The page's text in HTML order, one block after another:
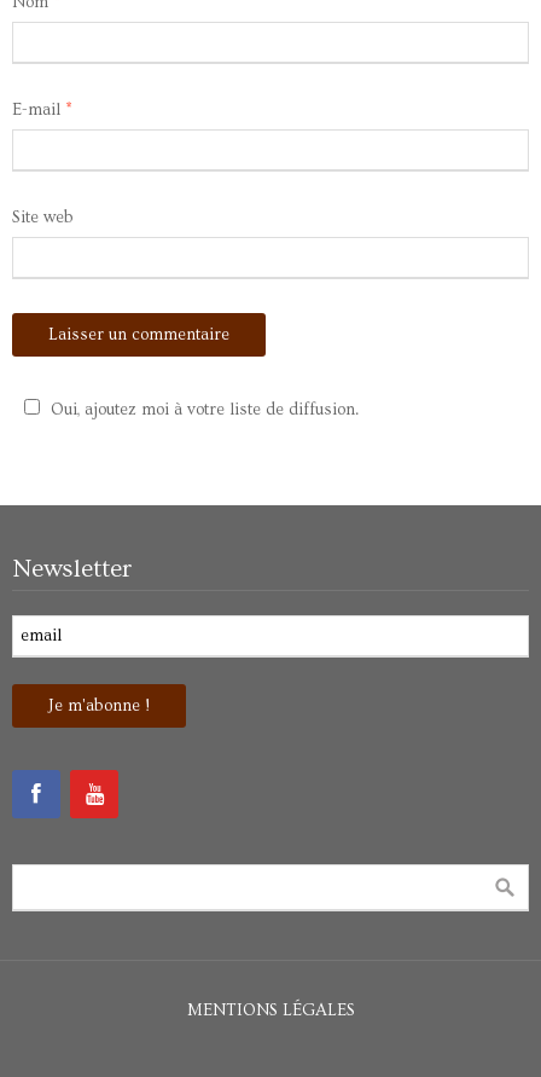
E-mail *
Site web
Oui, ajoutez moi à votre liste de diffusion.
Newsletter
MENTIONS LÉGALES